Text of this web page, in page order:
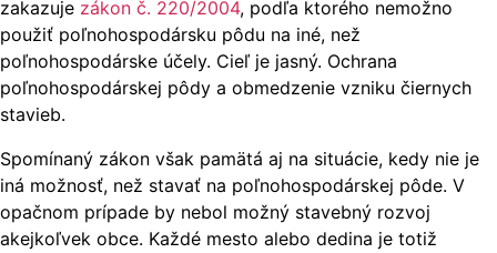
zakazuje zákon č. 220/2004, podľa ktorého nemožno
použiť poľnohospodársku pôdu na iné, než
poľnohospodárske účely. Cieľ je jasný. Ochrana
poľnohospodárskej pôdy a obmedzenie vzniku čiernych
stavieb.
Spomínaný zákon však pamätá aj na situácie, kedy nie je
iná možnosť, než stavať na poľnohospodárskej pôde. V
opačnom prípade by nebol možný stavebný rozvoj
akejkoľvek obce. Každé mesto alebo dedina je totiž